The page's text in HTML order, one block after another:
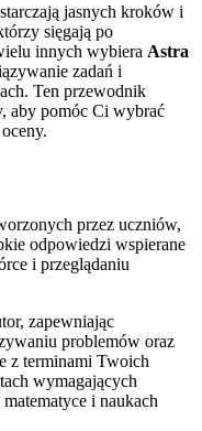
jasnych kroków i
sięgają po
innych wybiera Astra
zadań i
Ten przewodnik
aby pomóc Ci wybrać
przez uczniów,
odpowiedzi wspierane
i przeglądaniu
zapewniając
problemów oraz
z terminami Twoich
wymagających
i naukach